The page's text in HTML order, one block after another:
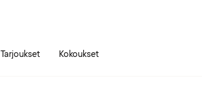
Tarjoukset Kokoukset